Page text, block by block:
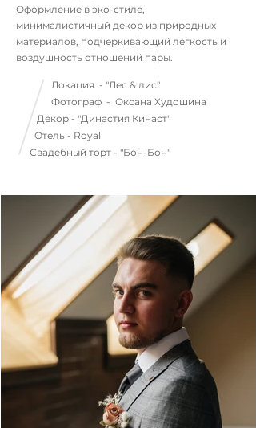
Оформление в эко-стиле,
минималистичный декор из природных
материалов, подчеркивающий легкость и
воздушность отношений пары.
Локация - "Лес & лис"
Фотограф - Оксана Худошина
Декор - "Династия Кинаст"
Отель - Royal
Свадебный торт - "Бон-Бон"